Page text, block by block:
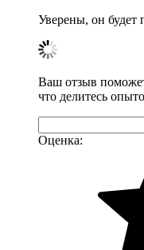
Уверены, он будет
Ваш отзыв
что делитесь
Оценка: